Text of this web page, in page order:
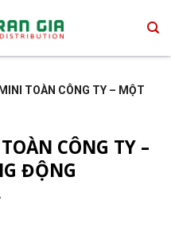
TOÀN CÔNG TY – MỘT
CÔNG TY –
ĐỘNG